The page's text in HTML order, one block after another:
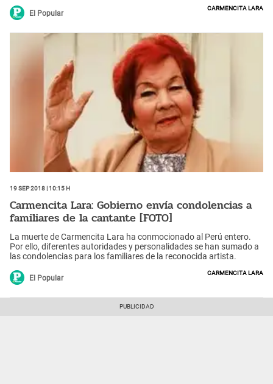
El Popular
Carmencita Lara
19 Sep 2018 | 10:15 h
Carmencita Lara: Gobierno envía condolencias a
familiares de la cantante [FOTO]
La muerte de Carmencita Lara ha conmocionado al Perú entero.
Por ello, diferentes autoridades y personalidades se han sumado a
las condolencias para los familiares de la reconocida artista.
El Popular
Carmencita Lara